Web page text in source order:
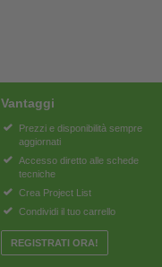
Vantaggi
Prezzi e disponibilità sempre
aggiornati
Accesso diretto alle schede
tecniche
Crea Project List
Condividi il tuo carrello
REGISTRATI ORA!